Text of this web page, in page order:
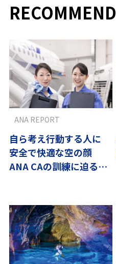
RECOMMEND
自ら考え行動する人に
安全で快適な空の顔
ANA CAの訓練に迫る〜
ANA REPORT